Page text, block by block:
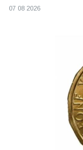
07 08 2026